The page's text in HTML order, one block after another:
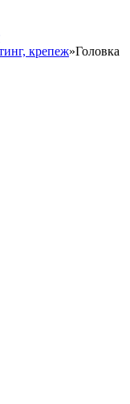
крепеж»Головка